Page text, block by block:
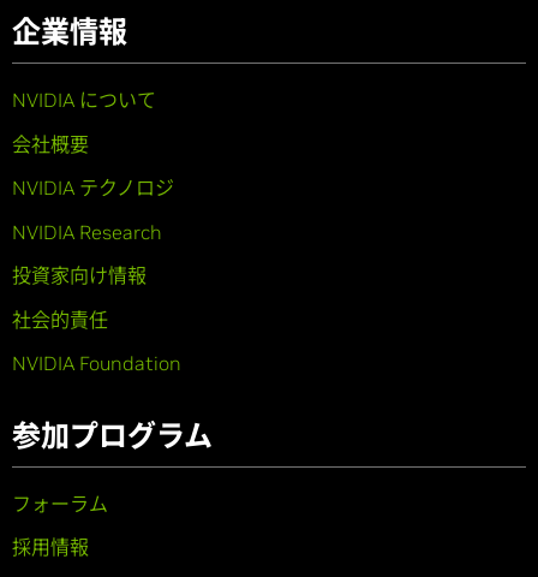
企業情報
NVIDIA について
会社概要
NVIDIA テクノロジ
NVIDIA Research
投資家向け情報
社会的責任
NVIDIA Foundation
参加プログラム
フォーラム
採用情報